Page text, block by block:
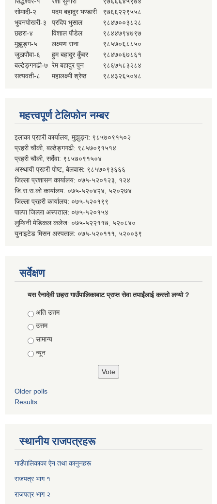
सोमादी-२
पदम बहादुर भण्डारी
९७६६२२९५५८
भुवनपोखरी-३
प्रदिप भुसाल
९८४७००३८२८
छहरा-४
विशाल पौडेल
९८४४७९४७९७
मुझुङ्ग-५
लक्ष्मण राना
९८५७०६८८५०
जुठापौवा-६
हुम बहादुर कुँवर
९८४७०६७८६१
बल्ढेङ्गगढी-७ रेम बहादुर पुन
९८६७५८३२८४
सत्यवती-८
महालक्ष्मी श्रेष्ठ ९८४३२६५०४८
महत्त्वपूर्ण टेलिफोन नम्बर
इलाका प्रहरी कार्यालय, मुझुङ्ग: ९८५७०९१५०२
प्रहरी चौकी, बल्ढेङ्गगढी: ९८५७०९१५१४
प्रहरी चौकी, सर्देवा: ९८५७०९१५०४
अस्थायी प्रहरी पोष्ट, बेलवास: ९८५७०९३६६६
जिल्ला प्रशासन कार्यालय: ०७५-५२०१२३, १२४
जि.स.स.को कार्यालय: ०७५-५२०४२४, ५२०२७४
जिल्ला प्रहरी कार्यालय: ०७५-५२०१९९
पाल्पा जिल्ला अस्पताल: ०७५-५२०१५४
लुम्बिनी मेडिकल कलेज: ०७५-५२२११७, ५२०८४०
युनाइटेड मिसन अस्पताल: ०७५-५२०१११, ५२००३९
सर्वेक्षण
यस रैनादेवी छहरा गाउँपालिकाबाट प्राप्त सेवा तपाईंलाई कस्तो लग्यो ?
Choices
अति उत्तम
उत्तम
सामान्य
न्यून
Older polls
Results
स्थानीय राजपत्रहरू
गाउँपालिकाका ऐन तथा कानुनहरू
राजपत्र भाग १
राजपत्र भाग २